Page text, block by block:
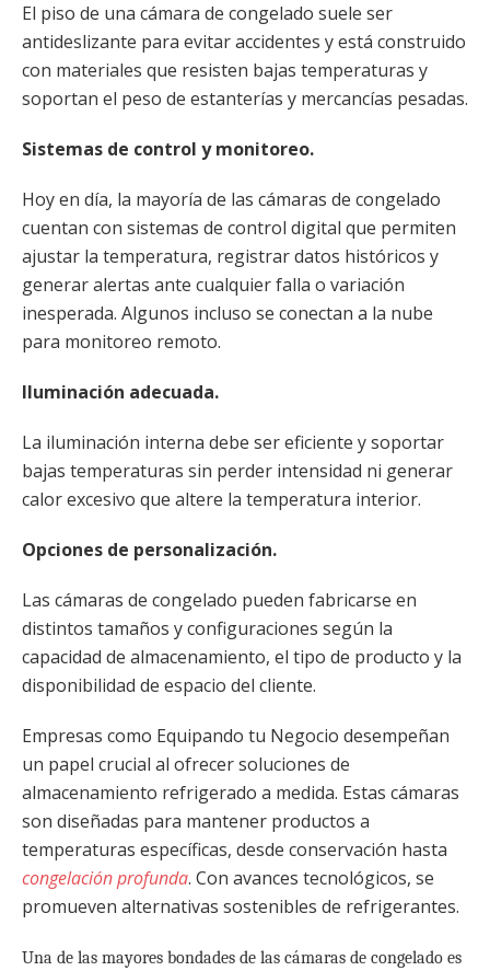
El piso de una cámara de congelado suele ser
antideslizante para evitar accidentes y está construido
con materiales que resisten bajas temperaturas y
soportan el peso de estanterías y mercancías pesadas.
Sistemas de control y monitoreo.
Hoy en día, la mayoría de las cámaras de congelado
cuentan con sistemas de control digital que permiten
ajustar la temperatura, registrar datos históricos y
generar alertas ante cualquier falla o variación
inesperada. Algunos incluso se conectan a la nube
para monitoreo remoto.
Iluminación adecuada.
La iluminación interna debe ser eficiente y soportar
bajas temperaturas sin perder intensidad ni generar
calor excesivo que altere la temperatura interior.
Opciones de personalización.
Las cámaras de congelado pueden fabricarse en
distintos tamaños y configuraciones según la
capacidad de almacenamiento, el tipo de producto y la
disponibilidad de espacio del cliente.
Empresas como Equipando tu Negocio desempeñan
un papel crucial al ofrecer soluciones de
almacenamiento refrigerado a medida. Estas cámaras
son diseñadas para mantener productos a
temperaturas específicas, desde conservación hasta
congelación profunda. Con avances tecnológicos, se
promueven alternativas sostenibles de refrigerantes.
Una de las mayores bondades de las cámaras de congelado es